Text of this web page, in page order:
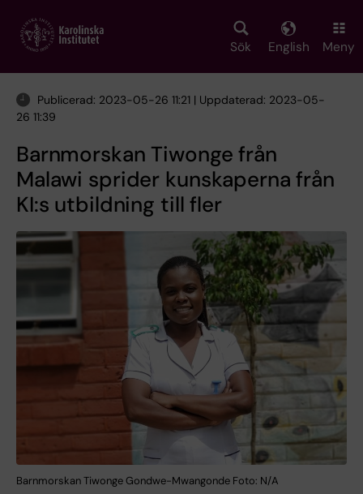
main
Sök English Meny
Publicerad: 2023-05-26 11:21 | Uppdaterad: 2023-05-
26 11:39
Barnmorskan Tiwonge från
Malawi sprider kunskaperna från
KI:s utbildning till fler
Barnmorskan Tiwonge Gondwe-Mwangonde Foto: N/A